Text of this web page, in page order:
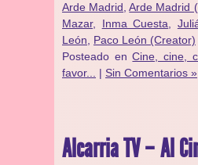
Arde Madrid ,Arde Madrid
Mazar, Inma Cuesta
León
Paco León (Creator)
Posteado enCine, cine,
favor...
| Sin Comentarios »
Alcarria TV – Al